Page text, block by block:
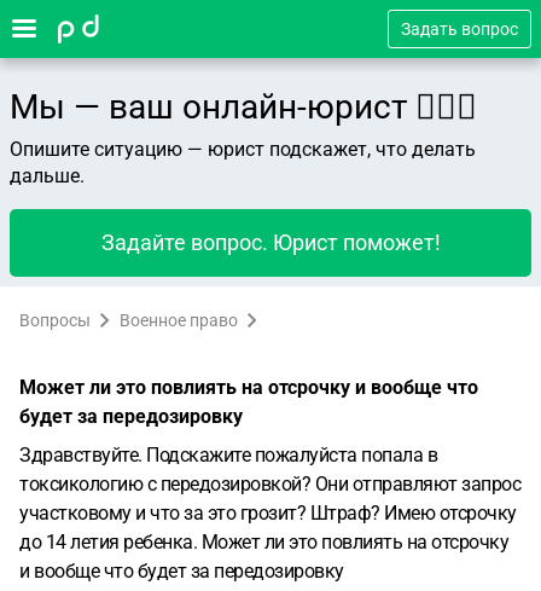
Задать вопрос
Мы — ваш онлайн-юрист 👨🏻‍⚖️
Опишите ситуацию — юрист подскажет, что делать
дальше.
Задайте вопрос. Юрист поможет!
Вопросы Военное право
Может ли это повлиять на отсрочку и вообще что
будет за передозировку
Здравствуйте. Подскажите пожалуйста попала в
токсикологию с передозировкой? Они отправляют запрос
участковому и что за это грозит? Штраф? Имею отсрочку
до 14 летия ребенка. Может ли это повлиять на отсрочку
и вообще что будет за передозировку